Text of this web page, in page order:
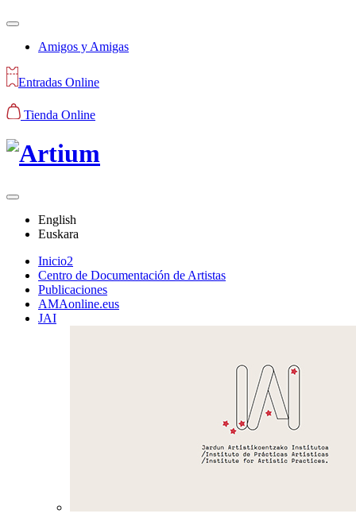
Amigos y Amigas
Entradas Online
Tienda Online
English
Euskara
Inicio2
Centro de Documentación de Artistas
Publicaciones
AMAonline.eus
JAI